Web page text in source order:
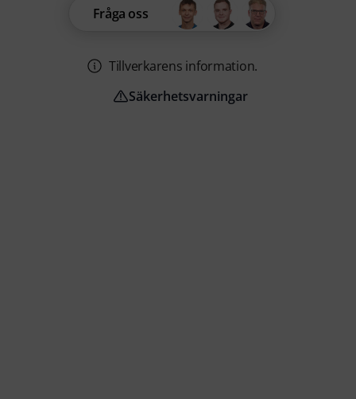
Fråga oss
Tillverkarens information.
Säkerhetsvarningar